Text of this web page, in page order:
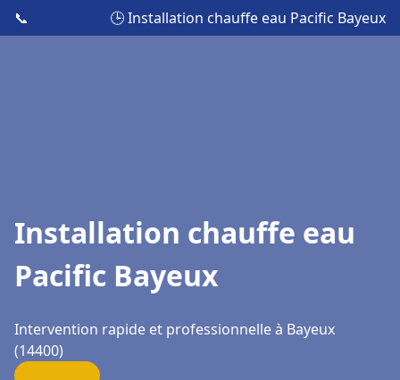
📞 🕒 Installation chauffe eau Pacific Bayeux
Installation chauffe eau
Pacific Bayeux
Intervention rapide et professionnelle à Bayeux
(14400)